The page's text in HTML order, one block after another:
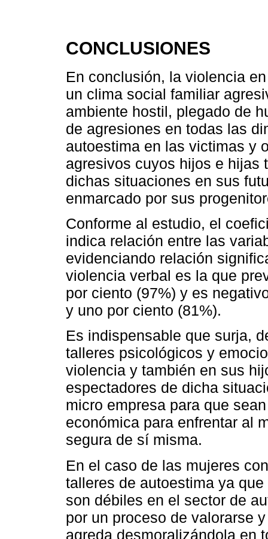
CONCLUSIONES
En conclusión, la violencia
un clima social familiar
ambiente hostil, plegado de
de agresiones en todas las
autoestima en las victimas y
agresivos cuyos hijos e hijas
dichas situaciones en sus
enmarcado por sus
Conforme al estudio, el
indica relación entre las
evidenciando relación
violencia verbal es la que
por ciento (97%) y es
y uno por ciento (81%).
Es indispensable que surja,
talleres psicológicos y
violencia y también en sus
espectadores de dicha
micro empresa para que
económica para enfrentar al
segura de sí misma.
En el caso de las mujeres
talleres de autoestima ya
son débiles en el sector de
por un proceso de valorarse
agreda desmoralizándola en